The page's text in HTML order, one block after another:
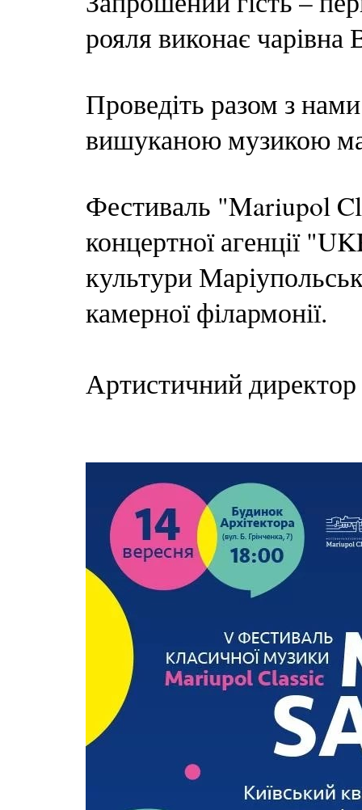
рояля виконає чарівна
Проведіть разом з
вишуканою музикою
Фестиваль "Mariupol
концертної агенції
культури
камерної філармонії.
Артистичний